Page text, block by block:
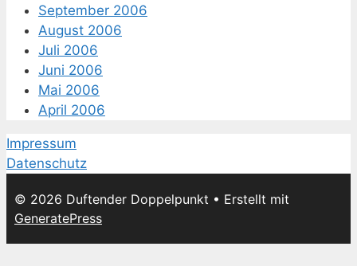
September 2006
August 2006
Juli 2006
Juni 2006
Mai 2006
April 2006
Impressum
Datenschutz
© 2026 Duftender Doppelpunkt • Erstellt mit
GeneratePress